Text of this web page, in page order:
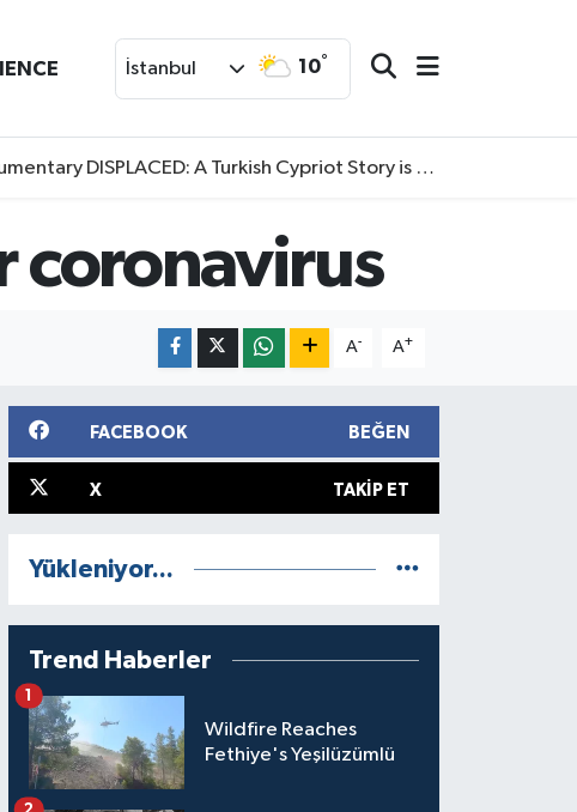
İstanbul 10°
DISPLACED: A Turkish Cypriot Story is now available to watch
coronavirus
A- A+
FACEBOOK BEĞEN
X TAKIP ET
Yükleniyor...
Trend Haberler
Wildfire Reaches
Fethiye's Yeşilüzümlü
1